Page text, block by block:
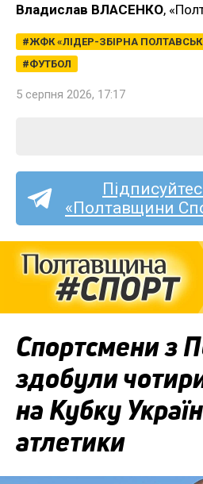
Владислав ВЛАСЕНКО,
ЖФК «ЛІДЕР-ЗБІРНА
ФУТБОЛ
5 серпня 2026, 17:17
«Полтавщини
Спортсмени з
здобули
на Кубку
атлетики